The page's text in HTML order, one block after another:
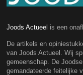
Joods Actueel is een
De artikels en
van Joods Actueel. Wij
gemeenschap. De
gemandateerde feitelijke